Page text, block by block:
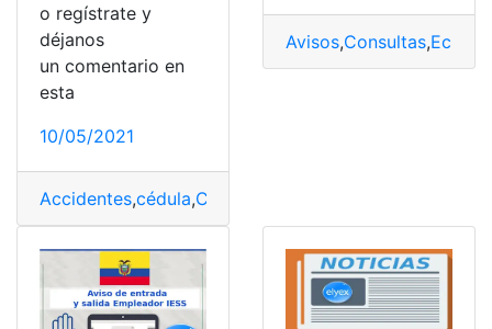
o regístrate y
déjanos
un comentario en
esta
10/05/2021
Accidentes,cédula,Cédula de identidad
Avisos,Consultas,